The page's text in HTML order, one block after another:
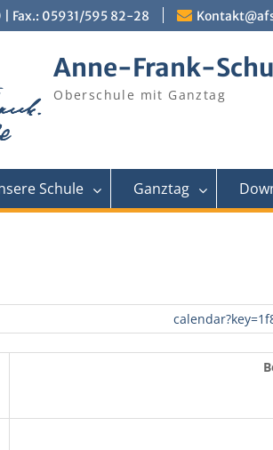
Fax.: 05931/595 82-28
Anne-Frank-
Oberschule mit Ganztag
Schule Ganztag